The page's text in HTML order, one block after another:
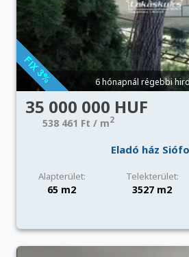
6 hónapnál régebbi
35 000 000 HUF
538 461 Ft / m2
Eladó ház
Alapterület: Telekterület:
65 m2 3527 m2